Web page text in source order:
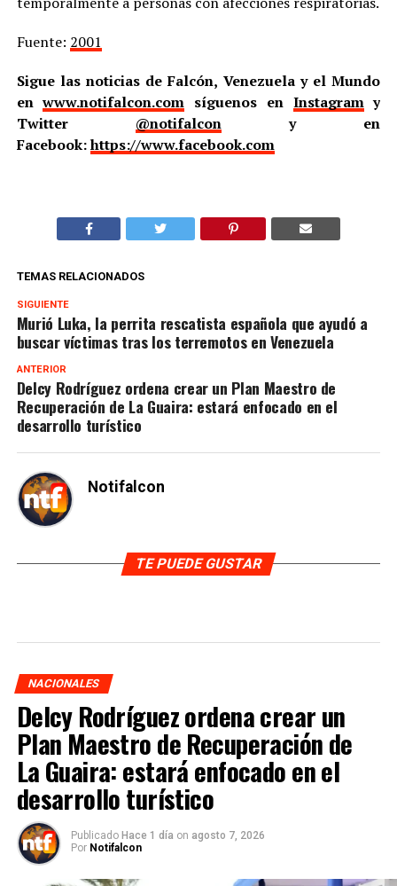
Fuente: 2001
Sigue las noticias de Falcón, Venezuela y el Mundo
enwww.notifalcon.com síguenos en Instagramy
Twitter @notifalcony en
Facebook:https://www.facebook.com
TEMAS RELACIONADOS
SIGUIENTE
Murió Luka, la perrita rescatista española que ayudó a
buscar víctimas tras los terremotos en Venezuela
ANTERIOR
Delcy Rodríguez ordena crear un Plan Maestro de
Recuperación de La Guaira: estará enfocado en el
desarrollo turístico
Notifalcon
TE PUEDE GUSTAR
NACIONALES
Delcy Rodríguez ordena crear un
Plan Maestro de Recuperación de
La Guaira: estará enfocado en el
desarrollo turístico
Publicado Hace 1 día on agosto 7, 2026
Por Notifalcon